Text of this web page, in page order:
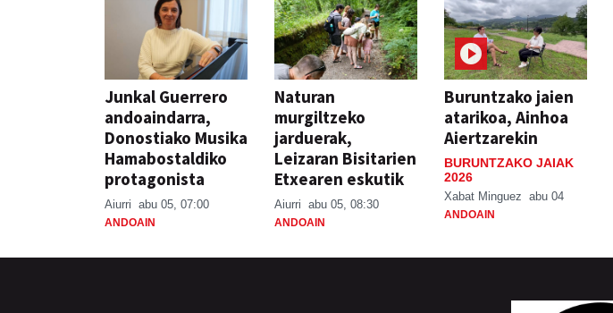
Junkal Guerrero
andoaindarra,
Donostiako Musika
Hamabostaldiko
protagonista
Aiurri abu 05, 07:00
ANDOAIN
Naturan
murgiltzeko
jarduerak,
Leizaran Bisitarien
Etxearen eskutik
Aiurri abu 05, 08:30
ANDOAIN
Buruntzako jaien
atarikoa, Ainhoa
Aiertzarekin
BURUNTZAKO JAIAK
2026
Xabat Minguez abu 04
ANDOAIN